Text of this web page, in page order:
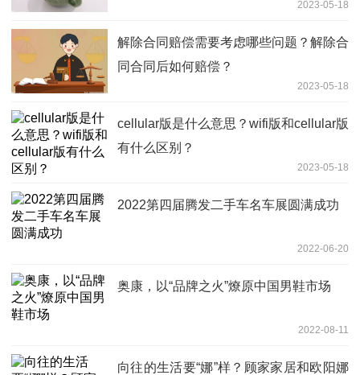
2023-05-18
解除合同赔偿需要考虑哪些问题？解除合
同合同后如何赔偿？
2023-05-18
cellular版是什么意思？wifi版和cellular版
有什么区别？
2023-05-18
2022第四届腾发二手车名车展圆满成功
2022-06-20
奥康，以“品牌之火”燎原中国男鞋市场
2022-08-11
向往的生活要“娜”样？顾家家居和欧阳娜